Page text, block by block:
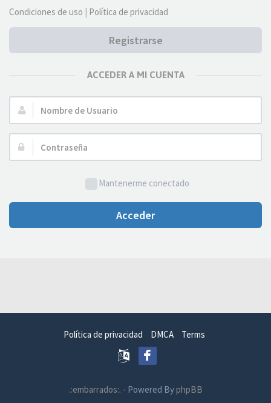
Condiciones de uso | Política de privacidad
Registrarse
ACCEDER A MI CUENTA
Nombre
de
Usuario:
Contraseña:
Mantenerme conectado
Acceder
Política de privacidad DMCA Terms
.:embarrados:. - Powered ByphpBB